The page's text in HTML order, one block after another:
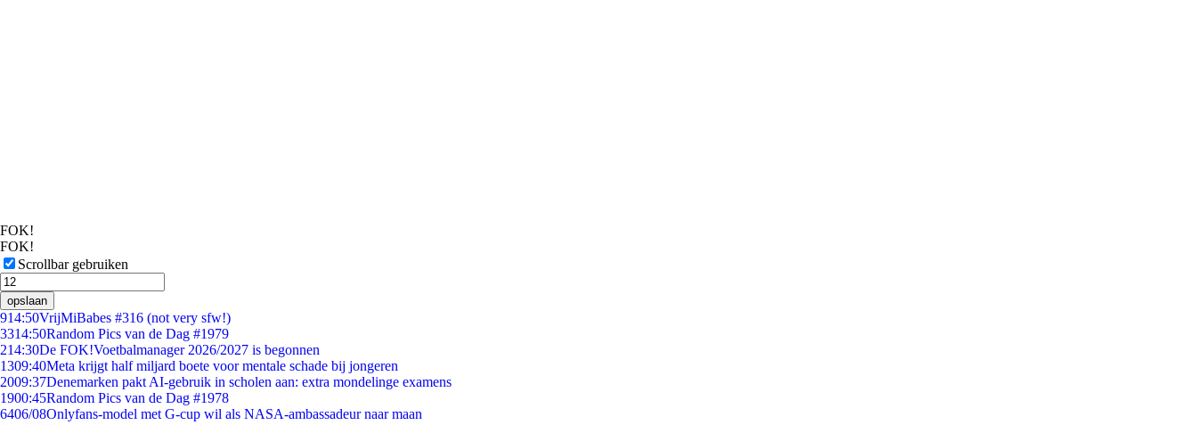
FOK!
FOK!
Scrollbar gebruiken
opslaan
914:50VrijMiBabes #316 (not very sfw!)
3314:50Random Pics van de Dag #1979
214:30De FOK!Voetbalmanager 2026/2027 is begonnen
1309:40Meta krijgt half miljard boete voor mentale schade bij jongeren
2009:37Denemarken pakt AI-gebruik in scholen aan: extra mondelinge examens
1900:45Random Pics van de Dag #1978
6406/08Onlyfans-model met G-cup wil als NASA-ambassadeur naar maan